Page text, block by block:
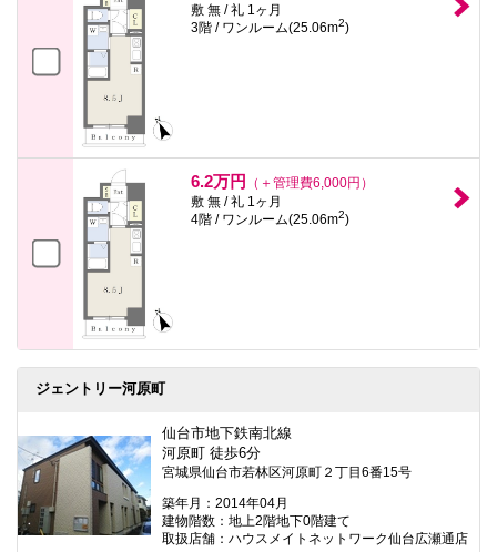
敷 無 / 礼 1ヶ月
3階 / ワンルーム(25.06m2)
6.2万円
（＋管理費6,000円）
敷 無 / 礼 1ヶ月
4階 / ワンルーム(25.06m2)
ジェントリー河原町
仙台市地下鉄南北線
河原町 徒歩6分
宮城県仙台市若林区河原町２丁目6番15号
築年月：2014年04月
建物階数：地上2階地下0階建て
取扱店舗：ハウスメイトネットワーク仙台広瀬通店